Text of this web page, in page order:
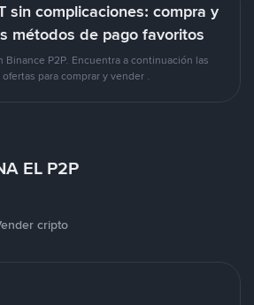
sin complicaciones: compra y
métodos de pago favoritos
Binance P2P. Encuentra a continuación las
para comprar y vender .
EL P2P
cripto